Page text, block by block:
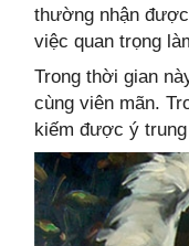
thường nhận
việc quan trọng
Trong thời gian
cùng viên mãn.
kiếm được ý